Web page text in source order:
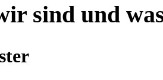
sind und